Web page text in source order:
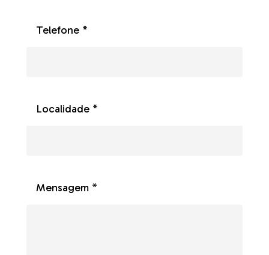
Telefone *
Localidade *
Mensagem *